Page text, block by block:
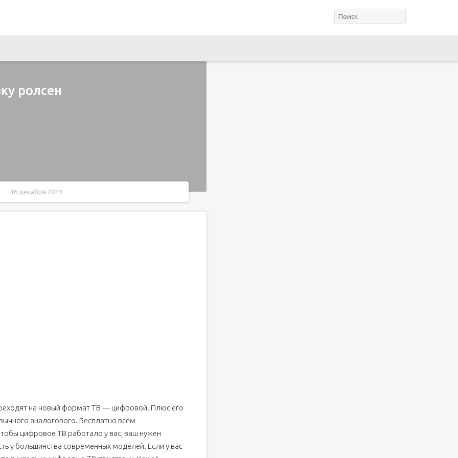
ролсен
16 декабря 2019
на новый формат ТВ — цифровой. Плюс его
аналогового. Бесплатно всем
цифровое ТВ работало у вас, ваш нужен
у большинства современных моделей. Если у вас